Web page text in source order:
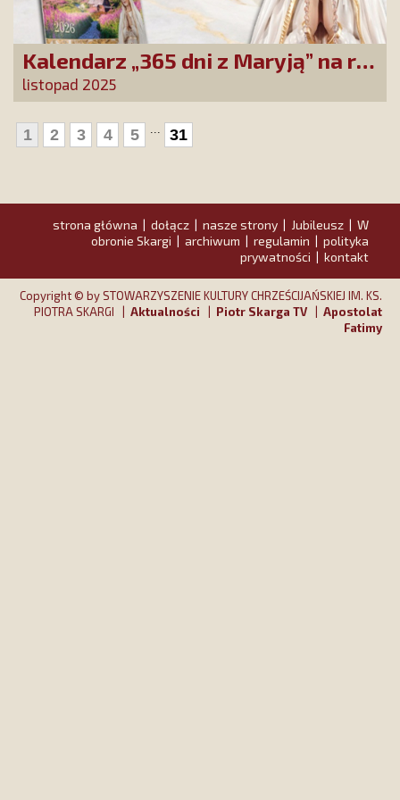
Kalendarz „365 dni z Maryją” na rok
2026 już dostępny! Nowa edycja
zawiera wyjątkowy temat
przewodni
listopad 2025
1 2 3 4 5 ... 31
strona główna dołącz nasze strony Jubileusz
W
obronie Skargi
archiwum regulamin
polityka
prywatności
kontakt
Copyright © by STOWARZYSZENIE KULTURY CHRZEŚCIJAŃSKIEJ IM. KS.
PIOTRA SKARGI | Aktualności Piotr Skarga TV
Apostolat
Fatimy